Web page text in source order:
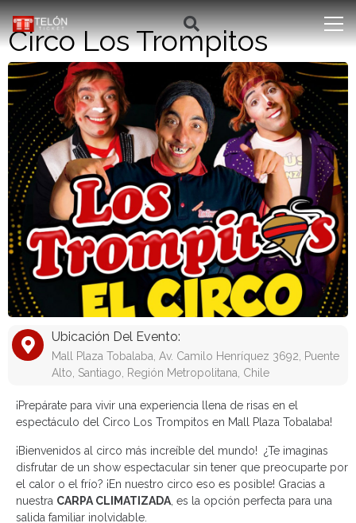
Circo Los Trompitos
Ubicación Del Evento:
Mall Plaza Tobalaba, Av. Camilo Henríquez 3692, Puente
Alto, Santiago, Región Metropolitana, Chile
¡Prepárate para vivir una experiencia llena de risas en el
espectáculo del Circo Los Trompitos en Mall Plaza Tobalaba!
¡Bienvenidos al circo más increíble del mundo! ¿Te imaginas
disfrutar de un show espectacular sin tener que preocuparte por
el calor o el frío? ¡En nuestro circo eso es posible! Gracias a
nuestra CARPA CLIMATIZADA , es la opción perfecta para una
salida familiar inolvidable.